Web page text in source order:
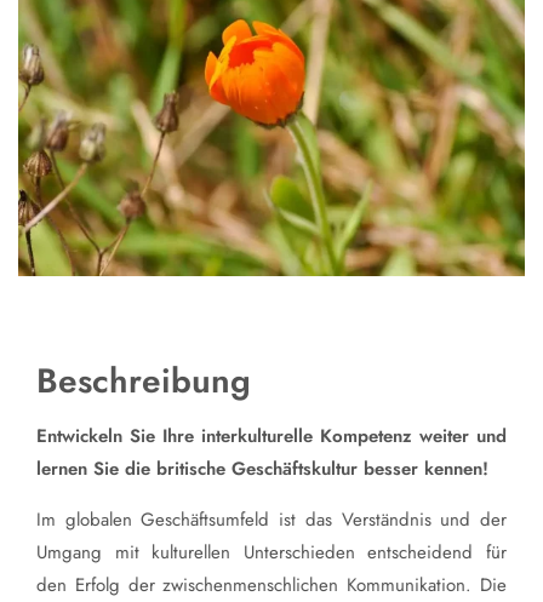
Beschreibung
Entwickeln Sie Ihre interkulturelle Kompetenz weiter und
lernen Sie die britische Geschäftskultur besser kennen!
Im globalen Geschäftsumfeld ist das Verständnis und der
Umgang mit kulturellen Unterschieden entscheidend für
den Erfolg der zwischenmenschlichen Kommunikation. Die